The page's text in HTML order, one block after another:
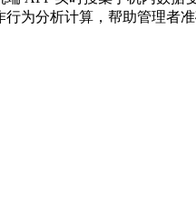
为分析计算，帮助管理者